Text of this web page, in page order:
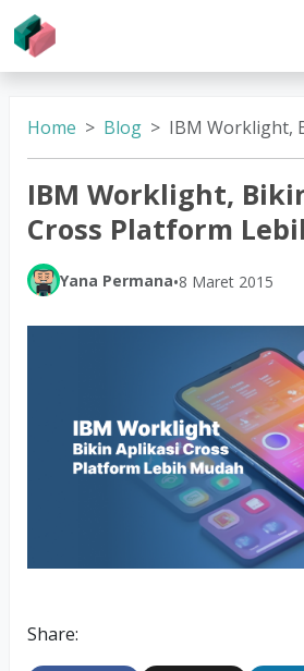
Home Blog IBM Worklight, Bikin Aplikasi Cross Platform
IBM Worklight,
Cross Platform
Yana Permana•8 Maret 2015
Share: